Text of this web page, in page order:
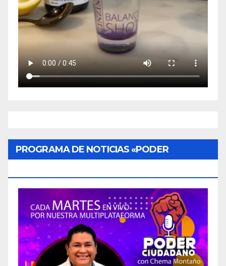
PROGRAMA DE NOTICIAS «PODER